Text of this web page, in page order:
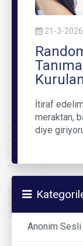
21-3-2026
İtiraf
meraktan,
diye
Anonim Sesli